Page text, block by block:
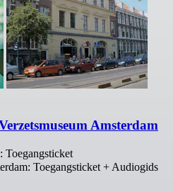
Amsterdam
Toegangsticket
Toegangsticket + Audiogids